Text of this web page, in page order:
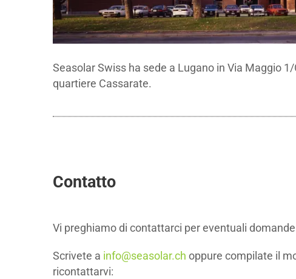
Seasolar Swiss ha sede a Lugano in Via Maggio
quartiere Cassarate.
Contatto
Vi preghiamo di contattarci per eventuali
Scrivete a info@seasolar.ch oppure compilate il
ricontattarvi: